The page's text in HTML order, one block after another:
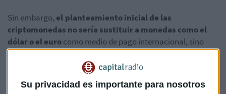
Su privacidad es importante para nosotros
Sin embargo, el planteamiento inicial de las
criptomonedas no sería sustituir a monedas como el
dólar o el eurocomo medio de pago internacional, sino
servir como vía de intercambio alternativa, alejada de las
dinámicas y el control del sistema financiero global y los
bancos centrales dominantes.